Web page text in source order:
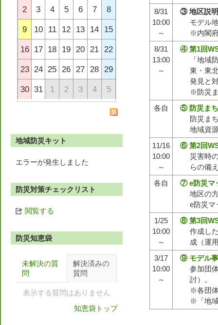
2 3 4 5 6 7 8
9 10 11 12 13 14 15
16 17 18 19 20 21 22
23 24 25 26 27 28 29
30 31 1 2 3 4 5
地域防災キット
エラーが発生しました
防災対策チェックリスト
閲覧する
防災知恵袋
未解決の質
問
解決済みの
質問
表示する質問はありません
知恵袋トップ
8/31
10:00
～
③ 地区説
モデル
※内閣
8/31
13:00
～
④ 第1回
「地域
東・東
発見と
※防災
各自
⑤ 防災ま
防災ま
地域資
11/16
10:00
～
⑥ 第2回
災害時
らの備
各自
⑦ e防災マ
地区の
e防災マ
1/25
10:00
～
⑧ 第3回
作成し
成（運
3/17
10:00
～
⑨ モデル
参加団
討）。
※各団
※「地